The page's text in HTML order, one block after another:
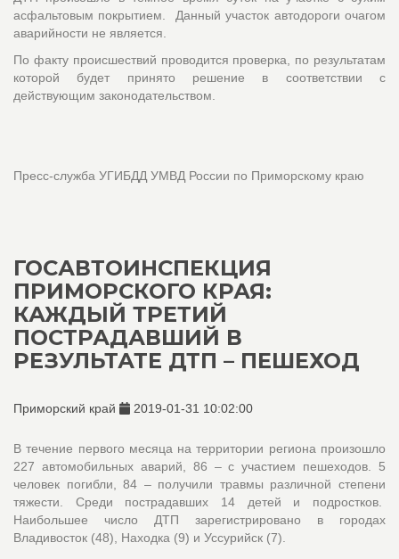
асфальтовым покрытием. Данный участок автодороги очагом
аварийности не является.
По факту происшествий проводится проверка, по результатам
которой будет принято решение в соответствии с
действующим законодательством.
Пресс-служба УГИБДД УМВД России по Приморскому краю
ГОСАВТОИНСПЕКЦИЯ
ПРИМОРСКОГО КРАЯ:
КАЖДЫЙ ТРЕТИЙ
ПОСТРАДАВШИЙ В
РЕЗУЛЬТАТЕ ДТП – ПЕШЕХОД
Приморский край 2019-01-31 10:02:00
В течение первого месяца на территории региона произошло
227 автомобильных аварий, 86 – с участием пешеходов. 5
человек погибли, 84 – получили травмы различной степени
тяжести. Среди пострадавших 14 детей и подростков.
Наибольшее число ДТП зарегистрировано в городах
Владивосток (48), Находка (9) и Уссурийск (7).